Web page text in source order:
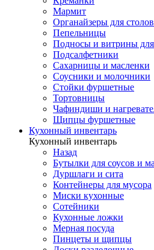
Мармит
Органайзеры для
Пепельницы
Подносы и витрины
Подсалфетники
Сахарницы и масленки
Соусники и молочники
Стойки фуршетные
Тортовницы
Чафиндиши и
Щипцы фуршетные
Кухонный инвентарь
Кухонный инвентарь
Назад
Бутылки для соусов и
Дуршлаги и сита
Контейнеры для мусора
Миски кухонные
Сотейники
Кухонные ложки
Мерная посуда
Пинцеты и щипцы